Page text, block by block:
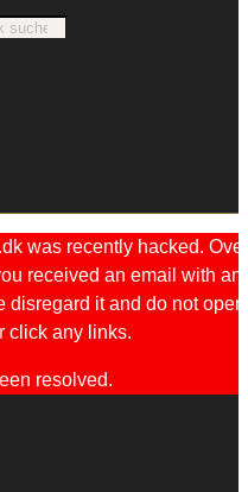
was recently hacked. Ove
received an email with an
it and do not open
click any links.
resolved.